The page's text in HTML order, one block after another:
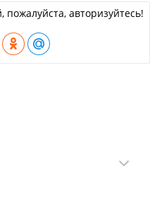
авторизуйтесь!